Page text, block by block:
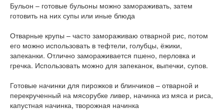
Бульон – готовые бульоны можно замораживать, затем
готовить на них супы или иные блюда
Отварные крупы – часто замораживаю отварной рис, потом
его можно использовать в тефтели, голубцы, ёжики,
запеканки. Отлично замораживается пшено, перловка и
гречка. Использовать можно для запеканок, выпечки, супов.
Готовые начинки для пирожков и блинчиков – отварной и
перекрученный на мясорубке ливер, начинка из мяса и риса,
капустная начинка, творожная начинка